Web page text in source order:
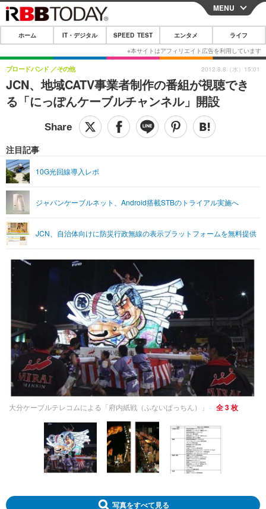
CLOSE
ホーム
IT・デジタル
IT・デジタルTOP スマートフォン
ショッピング その他
SPEED TEST
エンタメTOP 映画・ドラマ
グラビア ブログ
ショッピング その他
ライフTOP
リリース一覧
プッシュ通知の停止方法
MENU
ホーム IT・デジタル SPEED TEST エンタメ ライフ
JCN、地域CATV事業者制作の番組が視聴でき
る「にっぽんケーブルチャンネル」開設
ブロードバンド その他
注目記事
10G光回線導入レポ
ジャパンケーブルネット、Android搭載STBのトライアル実施へ
JCN、自治体向けに防災行政無線の表示プラットフォームを無料提供
2012.8.8（水）15:01
大分ケーブルテレコムによる「府内紙戦（ふないぱっちん）」 全 3 枚
写真をすべて見る